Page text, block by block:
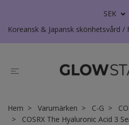
SEK
Koreansk & Japansk skönhetsvård /
Hem Varumärken C-G
COSRX The Hyaluronic Acid 3